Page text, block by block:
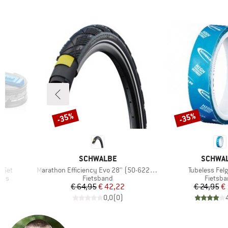
Set
MERK
SCHWALBE
Artikel
Marathon Efficiency Evo 28'' (50-622) SR V-Guard
Productgroep
Fietsband
Prijs
€ 64,95Verlaagde prijs
€ 42,22
0,0(0)
Korting
-35%
MERK
Artikel
Tubeless
€ 24,95€
Korting
-35%